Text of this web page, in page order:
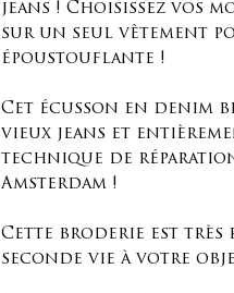
jeans ! Choisissez vos
sur un seul vêtement
époustouflante !
Cet écusson en denim
vieux jeans et
technique de
Amsterdam !
Cette broderie est très
seconde vie à votre